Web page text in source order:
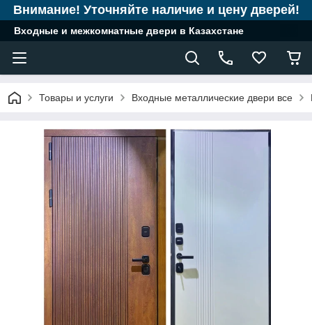
Внимание! Уточняйте наличие и цену дверей!
Входные и межкомнатные двери в Казахстане
Товары и услуги Входные металлические двери все